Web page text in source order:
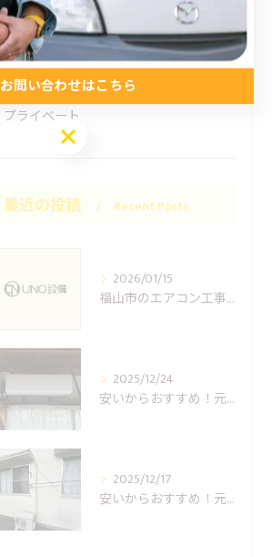
施工事例
お得情報
コラム
プライベート
最近の投稿 Recent Posts
2026/01/15
福山市のエアコン工事ならUNO設備へどうぞ
2025/12/24
安いからおすすめ！元消防士の倉敷エアコン取り付け業者はUNO設備へ！
2025/12/17
安いからおすすめ！元消防士の岡山エアコン取り付け業者はUNO設備へ！
お問い合わせはこちら
お問い合わせはこちら